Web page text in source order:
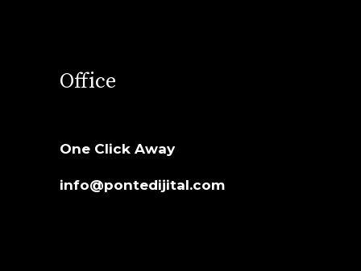
Office
One Click Away
info@pontedijital.com